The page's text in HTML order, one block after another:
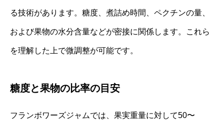
る技術があります。糖度、煮詰め時間、ペクチンの量、
および果物の水分含量などが密接に関係します。これら
を理解した上で微調整が可能です。
糖度と果物の比率の目安
フランボワーズジャムでは、果実重量に対して50〜